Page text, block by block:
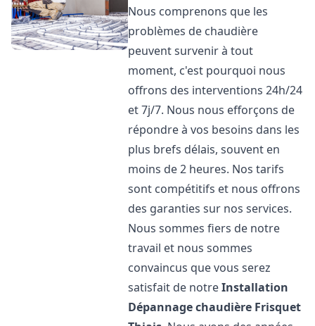
Nous comprenons que les
problèmes de chaudière
peuvent survenir à tout
moment, c'est pourquoi nous
offrons des interventions 24h/24
et 7j/7. Nous nous efforçons de
répondre à vos besoins dans les
plus brefs délais, souvent en
moins de 2 heures. Nos tarifs
sont compétitifs et nous offrons
des garanties sur nos services.
Nous sommes fiers de notre
travail et nous sommes
convaincus que vous serez
satisfait de notreInstallation
Dépannage chaudière Frisquet